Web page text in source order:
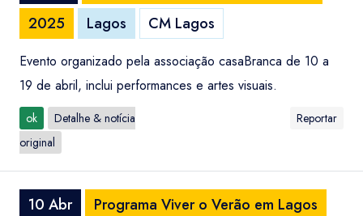
2025
Lagos CM Lagos
Evento organizado pela associação casaBranca de 10 a
19 de abril, inclui performances e artes visuais.
ok
Detalhe & notícia
original
Reportar
10 Abr
Programa Viver o Verão em Lagos